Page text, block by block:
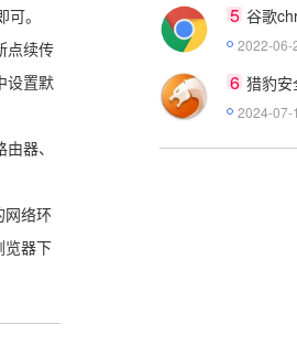
可。
点续传
设置默
器、
网络环
览器下
5 谷歌
2022-06-
6 猎豹
2024-07-